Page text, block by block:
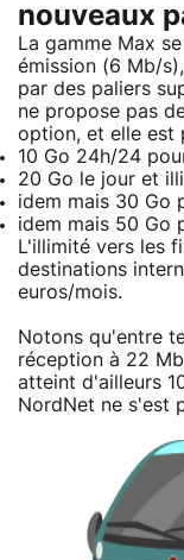
nouveaux
La gamme Max
émission (6 Mb/
par des paliers
ne propose pas
option, et elle est
10 Go 24h/24
20 Go le jour et
idem mais 30 Go
idem mais 50 Go
L'illimité vers les
destinations
euros/mois.
Notons qu'entre
réception à 22
atteint d'ailleurs
NordNet ne s'est